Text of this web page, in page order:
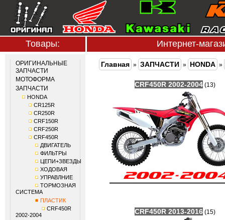
Товары: Интернет-
ОРИГИНАЛЬНЫЕ
ЗАПЧАСТИ
МОТОФОРМА
ЗАПЧАСТИ
HONDA
CR125R
CR250R
CRF150R
CRF250R
CRF450R
ДВИГАТЕЛЬ
ФИЛЬТРЫ
ЦЕПИ+ЗВЕЗДЫ
ХОДОВАЯ
УПРАВЛНИЕ
ТОРМОЗНАЯ
СИСТЕМА
ПЛАСТИК
CRF450R
2002-2004
Главная » ЗАПЧАСТИ » HONDA »
CRF450R 2002-2004(13)
CRF450R 2013-2016(15)